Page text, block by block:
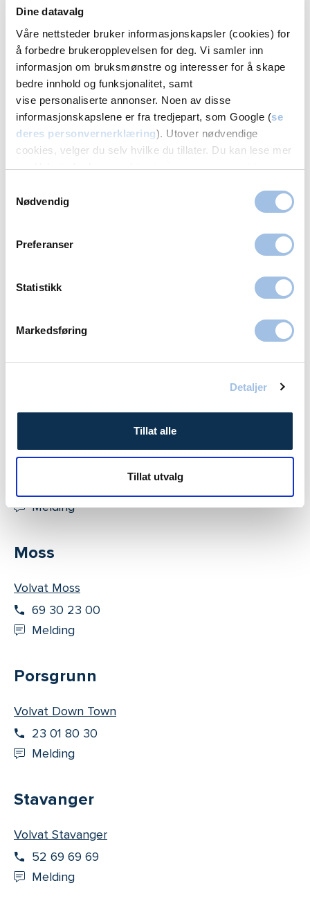
Dine datavalg
Våre nettsteder bruker informasjonskapsler (cookies) for
å forbedre brukeropplevelsen for deg. Vi samler inn
informasjon om bruksmønstre og interesser for å skape
bedre innhold og funksjonalitet, samt
vise personaliserte annonser. Noen av disse
informasjonskapslene er fra tredjepart, som Google (se
deres personvernerklæring). Utover nødvendige
cookies, velger du selv hvilke du tillater. Du kan lese mer
om Volvats bruk av cookies ivår personvernerklæring.
Nødvendig
Preferanser
Statistikk
Markedsføring
Detaljer
Tillat alle
Tillat utvalg
23 68 25 00
Melding
Bergen
Volvat Laguneparken
55 11 20 00
55 11 20 45
Volvat Fredrikstad
69 30 23 00
Melding
Moss
Volvat Moss
69 30 23 00
Melding
Porsgrunn
Volvat Down Town
23 01 80 30
Melding
Stavanger
Volvat Stavanger
52 69 69 69
Melding